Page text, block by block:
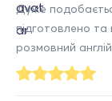
Дуже
підготовлено та
розмовний